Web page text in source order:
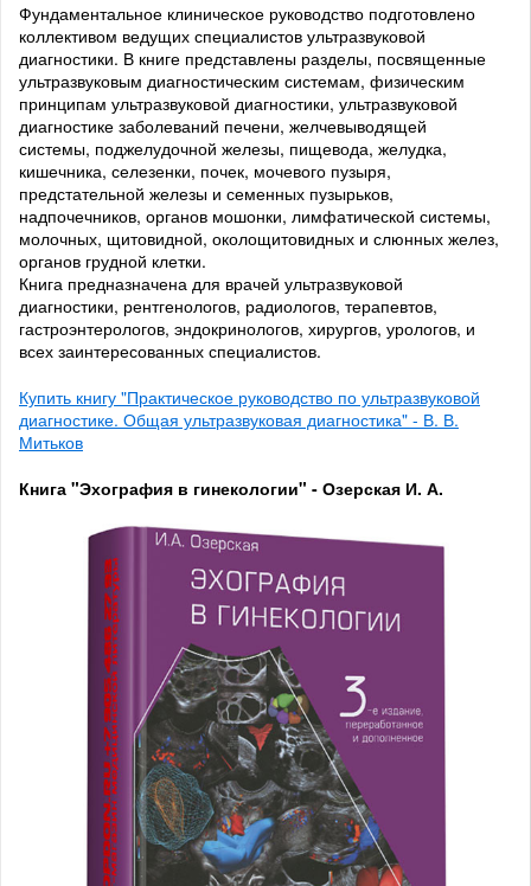
Фундаментальное клиническое руководство подготовлено
коллективом ведущих специалистов ультразвуковой
диагностики. В книге представлены разделы, посвященные
ультразвуковым диагностическим системам, физическим
принципам ультразвуковой диагностики, ультразвуковой
диагностике заболеваний печени, желчевыводящей
системы, поджелудочной железы, пищевода, желудка,
кишечника, селезенки, почек, мочевого пузыря,
предстательной железы и семенных пузырьков,
надпочечников, органов мошонки, лимфатической системы,
молочных, щитовидной, околощитовидных и слюнных желез,
органов грудной клетки.
Книга предназначена для врачей ультразвуковой
диагностики, рентгенологов, радиологов, терапевтов,
гастроэнтерологов, эндокринологов, хирургов, урологов, и
всех заинтересованных специалистов.
Купить книгу "Практическое руководство по ультразвуковой
диагностике. Общая ультразвуковая диагностика" - В. В.
Митьков
Книга "Эхография в гинекологии" - Озерская И. А.